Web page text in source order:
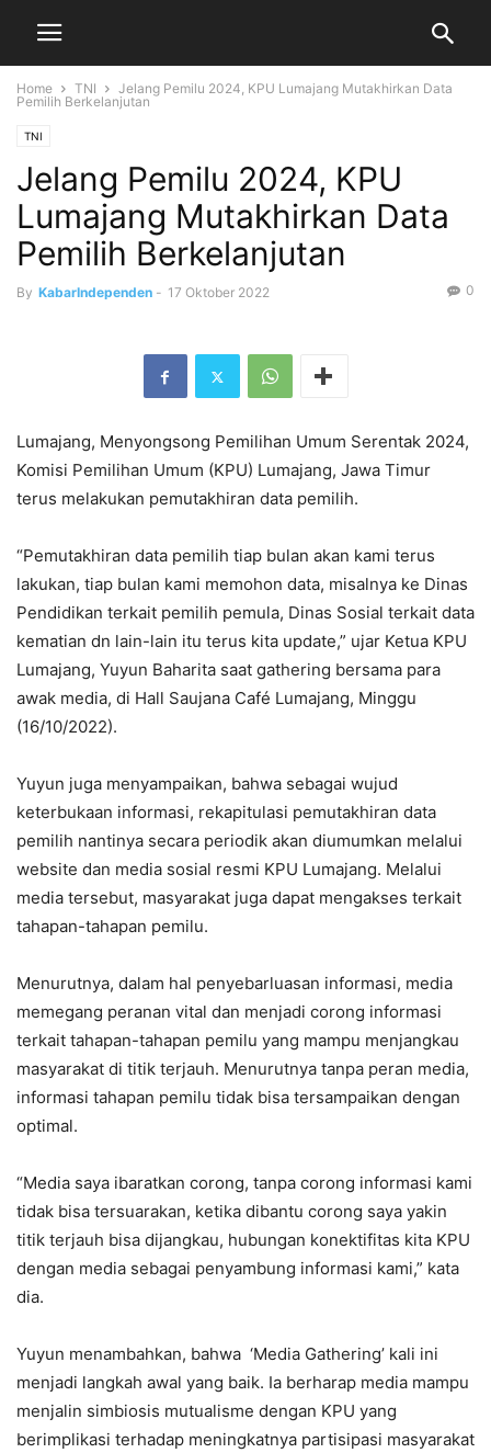
Home TNI
Jelang Pemilu 2024, KPU Lumajang Mutakhirkan Data
Pemilih Berkelanjutan
TNI
Jelang Pemilu 2024, KPU
Lumajang Mutakhirkan Data
Pemilih Berkelanjutan
By KabarIndependen - 17 Oktober 2022 0
Lumajang, Menyongsong Pemilihan Umum Serentak 2024,
Komisi Pemilihan Umum (KPU) Lumajang, Jawa Timur
terus melakukan pemutakhiran data pemilih.
“Pemutakhiran data pemilih tiap bulan akan kami terus
lakukan, tiap bulan kami memohon data, misalnya ke Dinas
Pendidikan terkait pemilih pemula, Dinas Sosial terkait data
kematian dn lain-lain itu terus kita update,” ujar Ketua KPU
Lumajang, Yuyun Baharita saat gathering bersama para
awak media, di Hall Saujana Café Lumajang, Minggu
(16/10/2022).
Yuyun juga menyampaikan, bahwa sebagai wujud
keterbukaan informasi, rekapitulasi pemutakhiran data
pemilih nantinya secara periodik akan diumumkan melalui
website dan media sosial resmi KPU Lumajang. Melalui
media tersebut, masyarakat juga dapat mengakses terkait
tahapan-tahapan pemilu.
Menurutnya, dalam hal penyebarluasan informasi, media
memegang peranan vital dan menjadi corong informasi
terkait tahapan-tahapan pemilu yang mampu menjangkau
masyarakat di titik terjauh. Menurutnya tanpa peran media,
informasi tahapan pemilu tidak bisa tersampaikan dengan
optimal.
“Media saya ibaratkan corong, tanpa corong informasi kami
tidak bisa tersuarakan, ketika dibantu corong saya yakin
titik terjauh bisa dijangkau, hubungan konektifitas kita KPU
dengan media sebagai penyambung informasi kami,” kata
dia.
Yuyun menambahkan, bahwa ‘Media Gathering’ kali ini
menjadi langkah awal yang baik. Ia berharap media mampu
menjalin simbiosis mutualisme dengan KPU yang
berimplikasi terhadap meningkatnya partisipasi masyarakat